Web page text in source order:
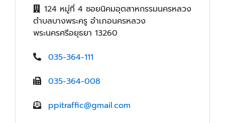
124 หมู่ที่ 4 ซอยนิคมอุตสาหกรรมนครหลวง
ตำบลบางพระครู อำเภอนครหลวง
พระนครศรีอยุธยา 13260
035-364-111
035-364-008
ppitraffic@gmail.com